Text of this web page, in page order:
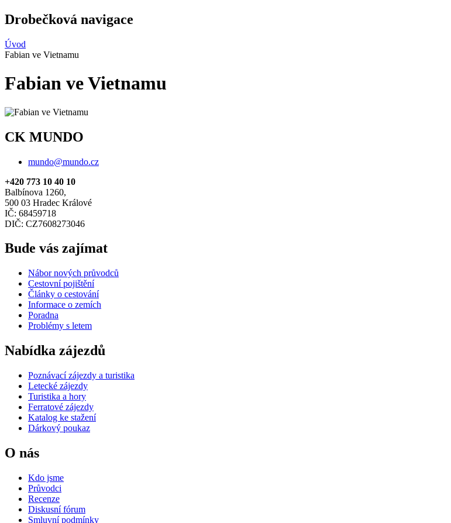
Drobečková navigace
Úvod
Fabian ve Vietnamu
Fabian ve Vietnamu
CK MUNDO
mundo@mundo.cz
+420 773 10 40 10
Balbínova 1260,
500 03 Hradec Králové
IČ: 68459718
DIČ: CZ7608273046
Bude vás zajímat
Nábor nových průvodců
Cestovní pojištění
Články o cestování
Informace o zemích
Poradna
Problémy s letem
Nabídka zájezdů
Poznávací zájezdy a turistika
Letecké zájezdy
Turistika a hory
Ferratové zájezdy
Katalog ke stažení
Dárkový poukaz
O nás
Kdo jsme
Průvodci
Recenze
Diskusní fórum
Smluvní podmínky